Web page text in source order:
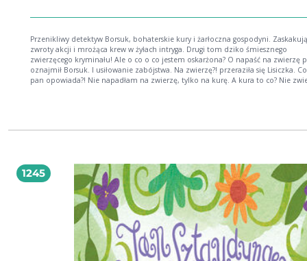
Przenikliwy detektyw Borsuk, bohaterskie kury i żarłoczna gospodyni.
zwroty akcji i mrożąca krew w żyłach intryga. Drugi tom dziko śmiesznego
zwierzęcego kryminału! Ale o co o co jestem oskarżona? O napaść na zwierzę ponuro
oznajmił Borsuk. I usiłowanie zabójstwa. Na zwierzę?! przeraziła się Lisiczka. Co też
pan opowiada?! Nie napadłam na zwierzę, tylko na kurę. A kura to co? Nie zwierzę?
Gawron to czyste bestialstwo. To dziczyzm! Wkrótce zacznie się zima. Detektyw
sprawę zabójstwa Zająca, należy mu się odpoczynek. Ale nic z tego W Dalekim Lesie
pojawiają się psy z pobliskiej wsi. Żądają, by wydano im na rozszarpanie
która porwała wiejską kurę. W przeciwnym razie wypowiedzą leśnym
Wielkie Polowanie. To, że kura przeżyła, jest dla nich bez znaczenia. Wiedzą,
miała skończyć w rosole. Czy Borsuk i Borsukot zdołają ocalić Lisiczkę i uratować las
przed zagładą? Prawo drapieżcy to druga część bestsellerowego cyklu kryminalnego z
detektywem Borsukiem i młodszym śledczym Borsukotem w rolach głównych,
stworzonego przez wielokrotnie nagradzaną i tłumaczoną na wiele języków
scenarzystkę nazywaną Rosyjską Królową Horroru. Polecamy także pierwszą
cyklu pt. Wilcza nora. Kolejne tomy w przygotowaniu.
1245